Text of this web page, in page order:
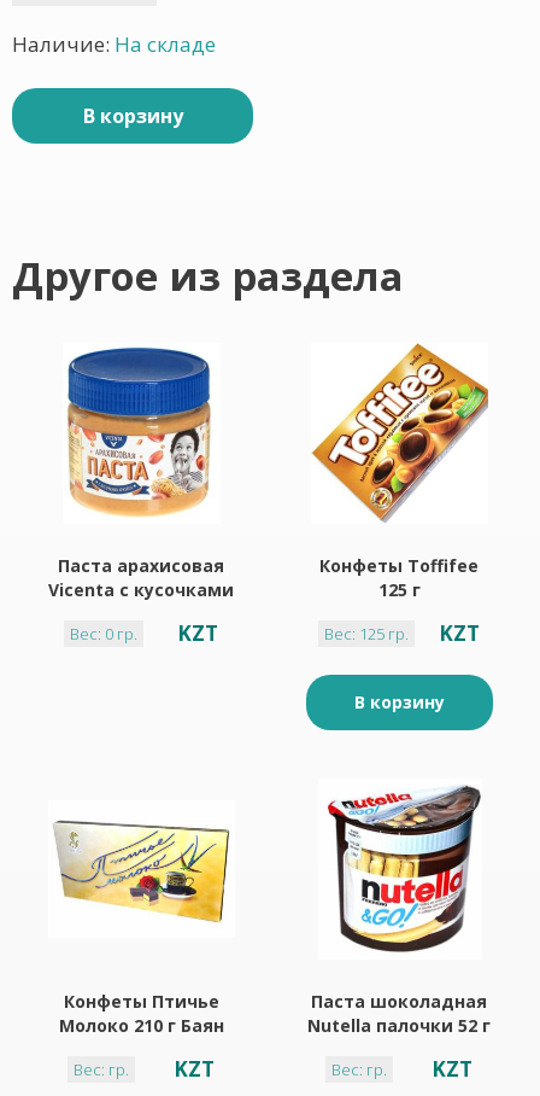
Наличие: На складе
В корзину
Другое из раздела
Паста арахисовая
Vicenta с кусочками
Вес: 0 гр. KZT
Конфеты Toffifee
125 г
Вес: 125 гр. KZT
В корзину
Конфеты Птичье
Молоко 210 г Баян
Вес: гр. KZT
Паста шоколадная
Nutella палочки 52 г
Вес: гр. KZT